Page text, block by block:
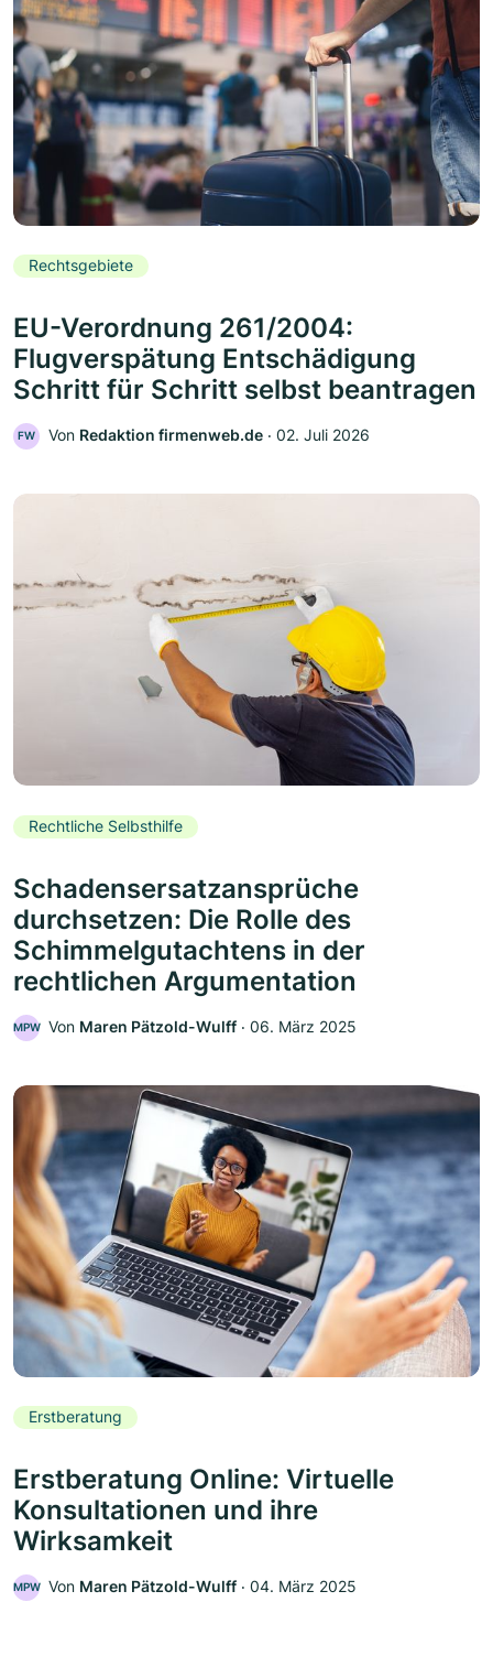
Rechtsgebiete
EU-Verordnung 261/2004:
Flugverspätung Entschädigung
Schritt für Schritt selbst beantragen
FW Von Redaktion firmenweb.de ‧ 02. Juli 2026
Rechtliche Selbsthilfe
Schadensersatzansprüche
durchsetzen: Die Rolle des
Schimmelgutachtens in der
rechtlichen Argumentation
MPW Von Maren Pätzold-Wulff ‧ 06. März 2025
Erstberatung
Erstberatung Online: Virtuelle
Konsultationen und ihre
Wirksamkeit
MPW Von Maren Pätzold-Wulff ‧ 04. März 2025